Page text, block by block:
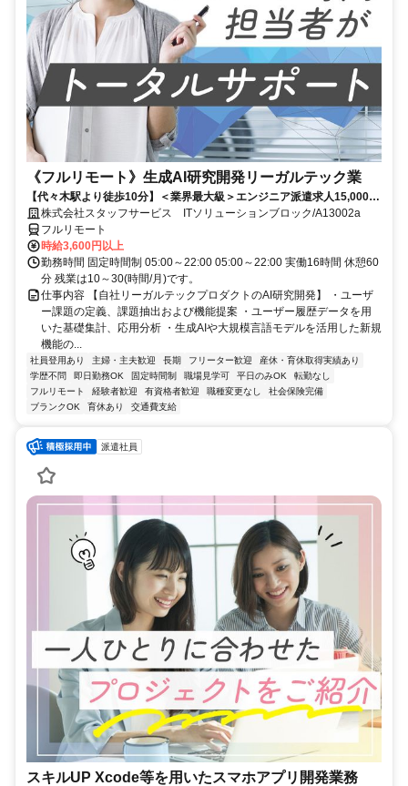
《フルリモート》生成AI研究開発リーガルテック業
【代々木駅より徒歩10分】＜業界最大級＞エンジニア派遣求人15,000件
以上◎ 来社不要のカンタン登録→最短2日で就業可能！！
株式会社スタッフサービス ITソリューションブロック/A13002a
フルリモート
時給3,600円以上
勤務時間 固定時間制 05:00～22:00 05:00～22:00 実働16時間 休憩60
分 残業は10～30(時間/月)です。
仕事内容 【自社リーガルテックプロダクトのAI研究開発】 ・ユーザ
ー課題の定義、課題抽出および機能提案 ・ユーザー履歴データを用
いた基礎集計、応用分析 ・生成AIや大規模言語モデルを活用した新規
機能の...
社員登用あり 主婦・主夫歓迎 長期 フリーター歓迎
産休・育休取得実績あり
学歴不問
即日勤務OK 固定時間制 職場見学可 平日のみOK
転勤なし
フルリモート
経験者歓迎 有資格者歓迎 職種変更なし
社会保険完備
ブランクOK
育休あり 交通費支給
派遣社員
スキルUP Xcode等を用いたスマホアプリ開発業務